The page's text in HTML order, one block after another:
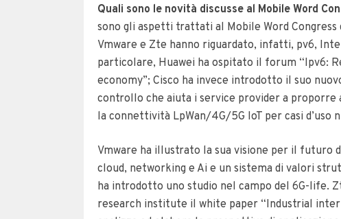
Quali sono le novità discusse al Mobile Word
sono gli aspetti trattati al Mobile Word Congress
Vmware e Zte hanno riguardato, infatti, pv6,
particolare, Huawei ha ospitato il forum “Ipv6:
economy”; Cisco ha invece introdotto il suo
controllo che aiuta i service provider a
la connettività LpWan/4G/5G IoT per casi d’uso
Vmware ha illustrato la sua visione per il futuro
cloud, networking e Ai e un sistema di valori
ha introdotto uno studio nel campo del 6G-life.
research institute il white paper “Industrial